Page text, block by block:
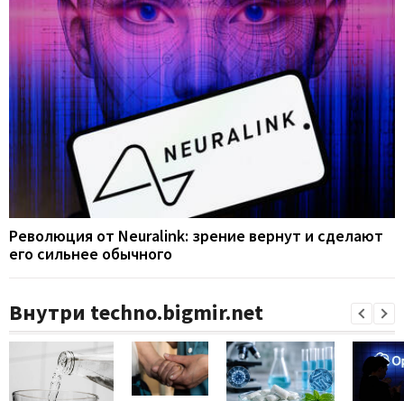
Революция от Neuralink: зрение вернут и сделают
его сильнее обычного
Внутри techno.bigmir.net